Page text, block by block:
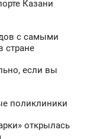
Казани
с самыми
стране
если вы
поликлиники
открылась